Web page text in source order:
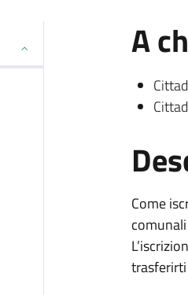
A
Come
comunali